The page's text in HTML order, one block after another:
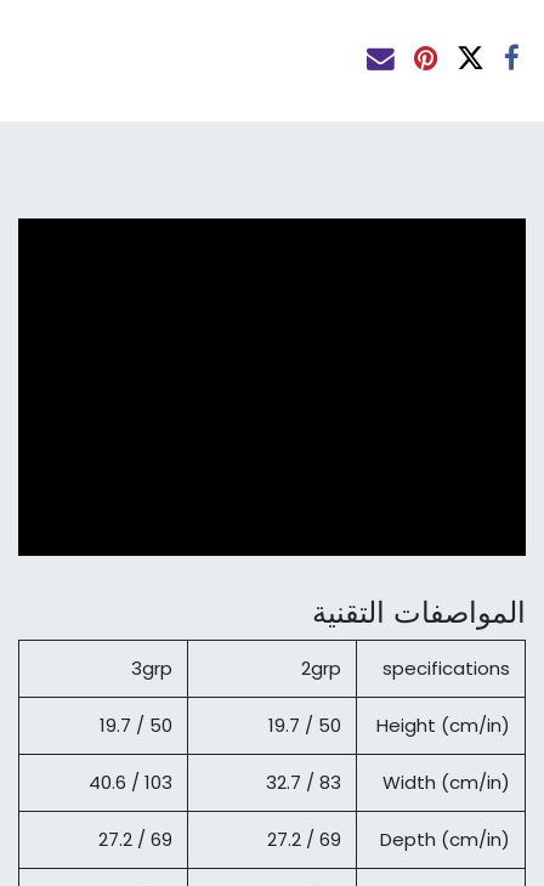
المواصفات التقنية
specifications
2grp
3grp
Height (cm/in)
50 / 19.7
50 / 19.7
Width (cm/in)
83 / 32.7
103 / 40.6
Depth (cm/in)
69 / 27.2
69 / 27.2